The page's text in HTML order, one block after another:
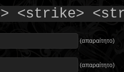
<strike>
(απαραίτητο)
(απαραίτητο)